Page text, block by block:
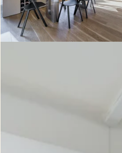
postel.
Z původního dětského
pokojem.
V předsíni byly